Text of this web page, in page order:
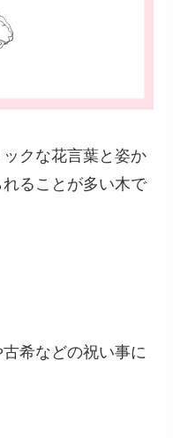
ックな花言葉と姿か
ることが多い木で
希などの祝い事に